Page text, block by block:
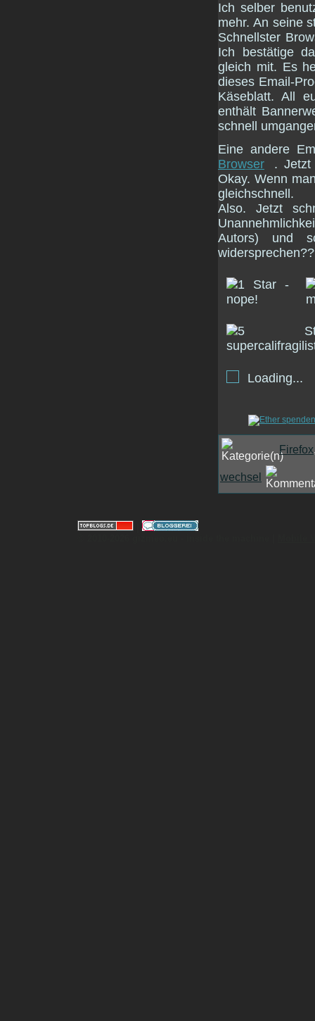
Ich selber
mehr. An seine
Schnellster
Ich bestätige
gleich mit. Es
dieses Email-
Käseblatt. All
enthält
schnell
Eine andere
Browser
. Jetzt
Okay. Wenn
gleichschnell.
Also. Jetzt
Autors) und
Loading...
Firefox
wechsel